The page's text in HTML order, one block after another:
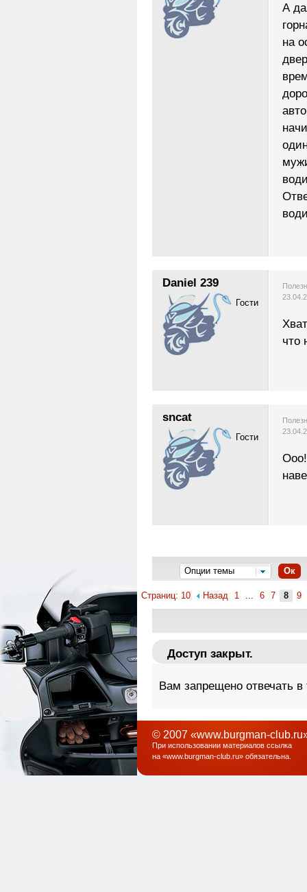
А
на
Daniel 239
Гости
что
sncat
Гости
Опции темы Ок
Страниц: 10 Назад 1 6 7 8 9
Доступ закрыт.
Вам запрещено отвечать
© 2007 «www.burgman-
При использовании материалов ссылка
на «www.burgman-club.ru» обязательна